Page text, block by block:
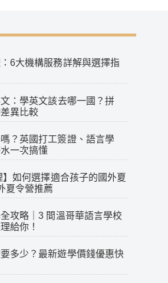
6大機構服務詳解與選擇指
：學英文該去哪一國？拼
異比較
？英國打工簽證、語言學
一次搞懂
】如何選擇適合孩子的國外夏
夏令營推薦
攻略｜3 間溫哥華語言學校
給你！
多少？最新遊學價錢優惠快